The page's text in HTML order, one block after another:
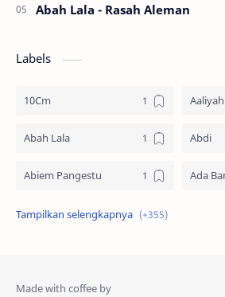
Abah Lala - Rasah Aleman
Labels
10Cm
Abah Lala Abdi
Abiem Pangestu Ada
Ade La Muhu
Afgan